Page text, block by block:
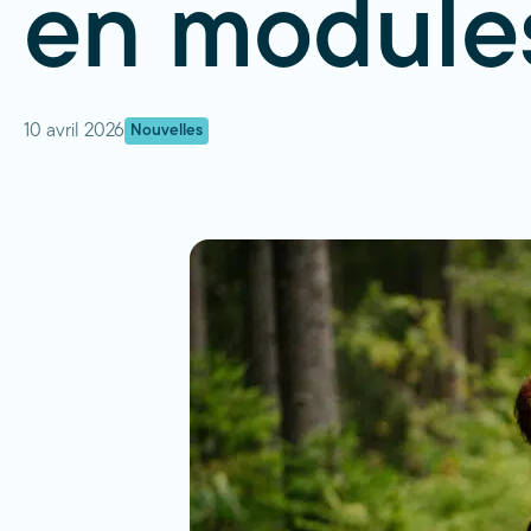
en
10 avril 2026 Nouvelles